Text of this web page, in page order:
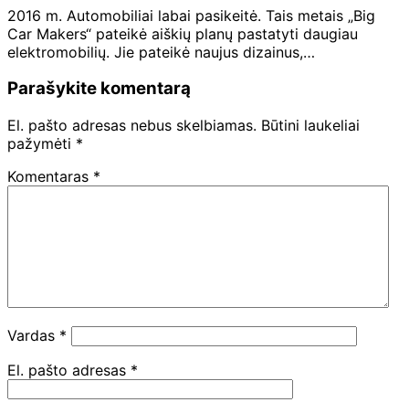
2016 m. Automobiliai labai pasikeitė. Tais metais „Big
Car Makers“ pateikė aiškių planų pastatyti daugiau
elektromobilių. Jie pateikė naujus dizainus,…
Parašykite komentarą
El. pašto adresas nebus skelbiamas. Būtini laukeliai
pažymėti *
Komentaras *
Vardas *
El. pašto adresas *